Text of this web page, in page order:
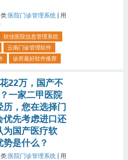
:医院门诊管理系统 | 用
软佳医院信息管理系统
云南门诊管理软件
诊所最好软件推荐
22万，国产不
一家二甲医院
历，您在选择门
优先考虑进口还
为国产医疗软
是什么？
:医院门诊管理系统 | 用